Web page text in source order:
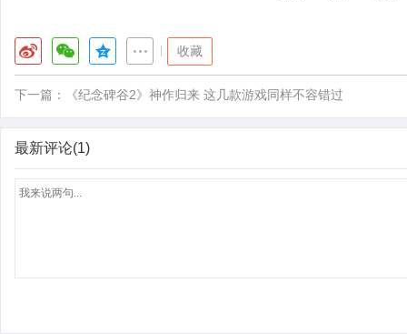
收藏
下一篇： 《纪念碑谷2》神作归来 这几款游戏同样不容错过
最新评论(1)